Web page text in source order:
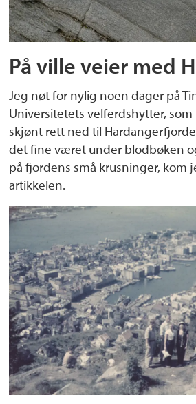
På ville veier med
Jeg nøt for nylig noen dager på
Universitetets velferdshytter,
skjønt rett ned til
det fine været under blodbøken
på fjordens små krusninger, kom
artikkelen.